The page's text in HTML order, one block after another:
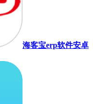
海客宝erp软件安卓